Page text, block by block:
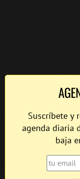
Suscríbete y
agenda diaria
baja